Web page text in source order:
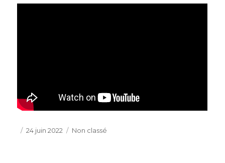
Publié
24 juin 2022 Catégories
Non classé